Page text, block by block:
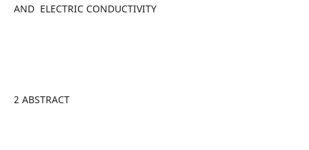
AND ELECTRIC CONDUCTIVITY
2 ABSTRACT